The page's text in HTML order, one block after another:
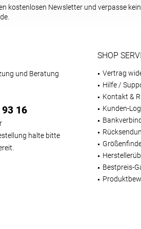
kostenlosen Newsletter und verpasse
und Beratung
16
halte bitte
SHOP
Vertrag
Hilfe /
Kontakt &
Kunden-
Bestpreis-